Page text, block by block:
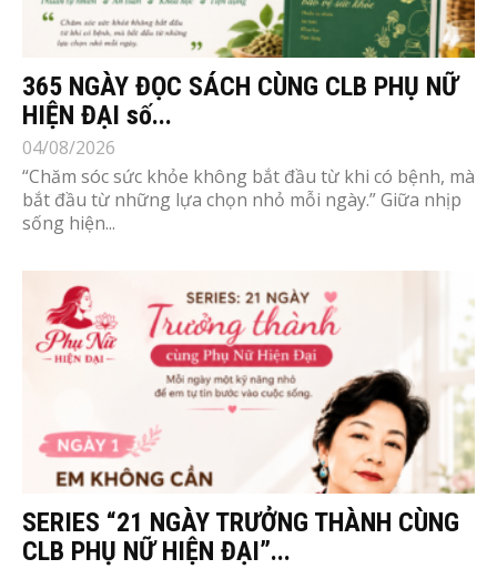
365 NGÀY ĐỌC SÁCH CÙNG CLB PHỤ NỮ
HIỆN ĐẠI số...
04/08/2026
“Chăm sóc sức khỏe không bắt đầu từ khi có bệnh, mà
bắt đầu từ những lựa chọn nhỏ mỗi ngày.” Giữa nhịp
sống hiện...
SERIES “21 NGÀY TRƯỞNG THÀNH CÙNG
CLB PHỤ NỮ HIỆN ĐẠI”...